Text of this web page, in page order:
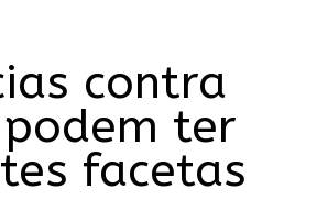
contra
ter
facetas